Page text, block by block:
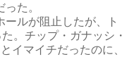
た。
ルが阻止したが、ト
。チップ・ガナッシ・
イマイチだったのに、